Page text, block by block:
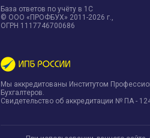
База ответов по учёту в 1С
© ООО «ПРОФБУХ» 2011-2026 г.,
ОГРН 1117746700686
Мы аккредитованы Институтом
Бухгалтеров.
Свидетельство об аккредитации № ПА -